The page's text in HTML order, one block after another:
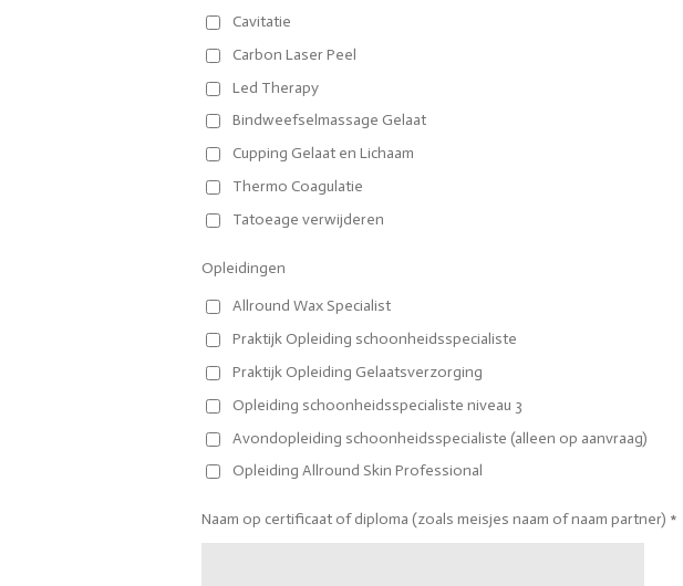
Cavitatie
Carbon Laser Peel
Led Therapy
Bindweefselmassage Gelaat
Cupping Gelaat en Lichaam
Thermo Coagulatie
Tatoeage verwijderen
Opleidingen
Allround Wax Specialist
Praktijk Opleiding schoonheidsspecialiste
Praktijk Opleiding Gelaatsverzorging
Opleiding schoonheidsspecialiste niveau 3
Avondopleiding schoonheidsspecialiste (alleen op aanvraag)
Opleiding Allround Skin Professional
Naam op certificaat of diploma (zoals meisjes naam of naam partner) *